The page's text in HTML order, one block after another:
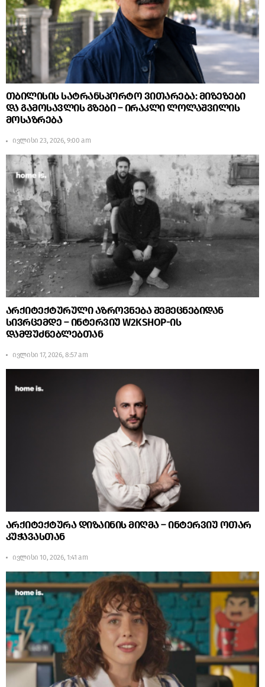
თბილისის სატრანსპორტო ვითარება: მიზეზები
და გამოსავლის გზები – ირაკლი ლოლაშვილის
მოსაზრება
ივლისი 23, 2026, 9:00 am
არქიტექტურული აზროვნება შემეცნებიდან
სივრცემდე – ინტერვიუ W2KSHOP-ის
დამფუძნებლებთან
ივლისი 17, 2026, 8:57 am
არქიტექტურა დიზაინის მიღმა – ინტერვიუ ოთარ
კუჭავასთან
ივლისი 10, 2026, 1:41 am